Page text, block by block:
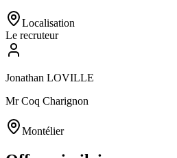
Localisation
Le recruteur
Jonathan LOVILLE
Mr Coq Charignon
Montélier